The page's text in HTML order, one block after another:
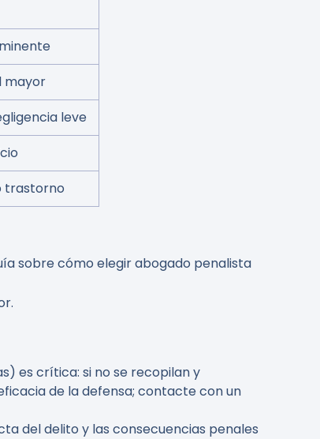
mayor
leve
trastorno
sobre cómo elegir abogado penalista
es crítica: si no se recopilan y
de la defensa; contacte con un
del delito y las consecuencias penales